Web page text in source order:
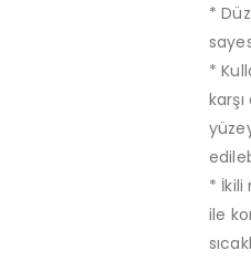
*
*
* İkili
ile